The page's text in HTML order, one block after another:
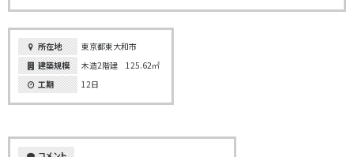
所在地
東京都東大和市
建築規模
木造2階建 125.62㎡
工期
12日